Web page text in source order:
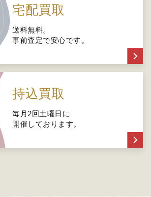
宅配買取
送料無料。
事前査定で安心です。
持込買取
毎月2回土曜日に
開催しております。